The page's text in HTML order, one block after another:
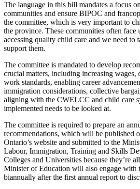
The language in this bill mandates a focus
communities and ensure BIPOC and
the committee, which is very important to
the province. These communities often face
accessing quality child care and we need to
support them.
The committee is mandated to develop
crucial matters, including increasing wages,
work standards, enabling career
immigration considerations, collective
aligning with the CWELCC and child care
implemented needs to be looked at.
The committee is required to prepare an
recommendations, which will be published
Ontario’s website and submitted to the
Labour, Immigration, Training and Skills
Colleges and Universities because they’re
Minister of Education will also engage with
biannually after the first annual report to